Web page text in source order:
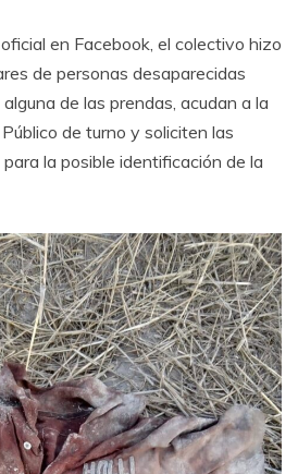
en Facebook, el colectivo hizo
de personas desaparecidas
de las prendas, acudan a la
de turno y soliciten las
la posible identificación de la